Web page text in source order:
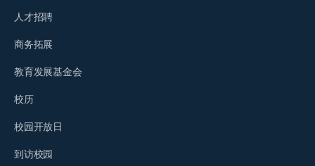
人才招聘
商务拓展
教育发展基金会
校历
校园开放日
到访校园